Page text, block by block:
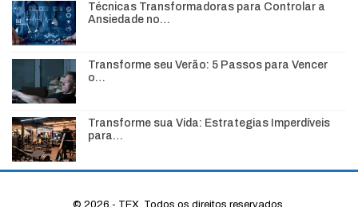
Técnicas Transformadoras para Controlar a
Ansiedade no…
Transforme seu Verão: 5 Passos para Vencer
o…
Transforme sua Vida: Estrategias Imperdíveis
para…
© 2026 - TEX. Todos os direitos reservados.